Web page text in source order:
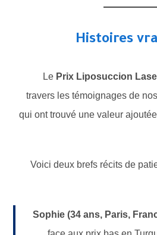
Histoires
LePrix Liposuccion
travers les témoignages de
qui ont trouvé une valeur
Voici deux brefs récits de
Sophie (34 ans, Paris,